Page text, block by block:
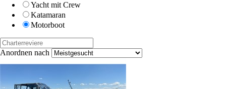
Yacht mit Crew
Katamaran
Motorboot
Anordnen nach